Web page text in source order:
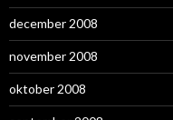
december 2008
november 2008
oktober 2008